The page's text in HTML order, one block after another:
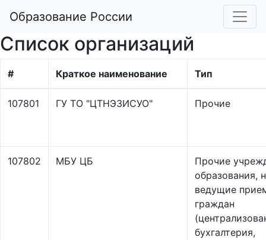
Образование России
Список организаций
# Краткое наименование Тип
107801 ГУ ТО "ЦТНЭЗИСУО" Прочие
107802 МБУ ЦБ
Прочие
образования,
ведущие
граждан
бухгалтерия,